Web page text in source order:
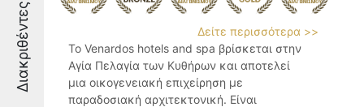
Διακριθέντες
Δείτε περισσότερα >>
Το Venardos hotels and spa βρίσκεται στην
Αγία Πελαγία των Κυθήρων και αποτελεί
μια οικογενειακή επιχείρηση με
παραδοσιακή αρχιτεκτονική. Είναι